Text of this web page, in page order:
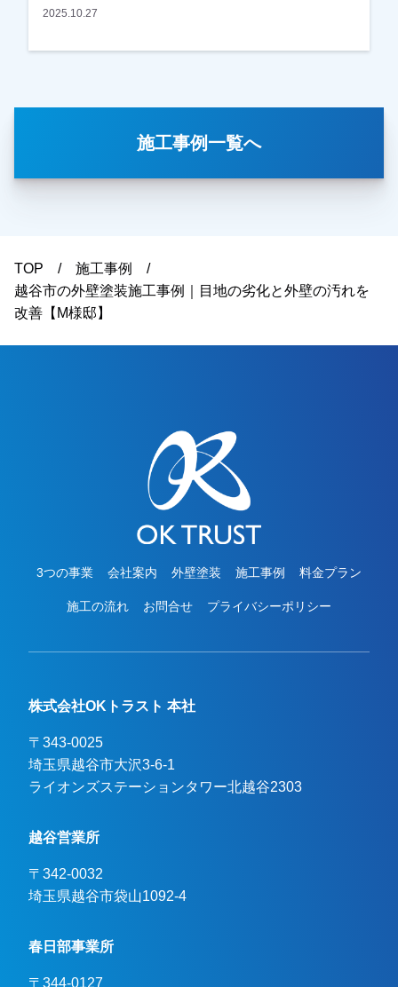
シをご覧いただき、口コミなども確認されたうえ
レーションなども含めて、外壁塗装の施工内容を
「仕上がりもとても綺麗で、色も思っていた通り
になりました」とのお言葉をいただき、ご満足い
ただけたようで私たちも大変嬉しく思っておりま
す。この度は大切なお住まいの外壁塗装工事をお
任せいただき、誠にありがとうございました。
2025.10.27
施工事例一覧へ
TOP
施工事例
越谷市の外壁塗装施工事例｜目地の劣化と外壁の汚れを
改善【M様邸】
3つの事業 会社案内 外壁塗装 施工事例 料金プラン
施工の流れ お問合せ プライバシーポリシー
株式会社OKトラスト 本社
〒343-0025
埼玉県越谷市大沢3-6-1
ライオンズステーションタワー北越谷2303
越谷営業所
〒342-0032
埼玉県越谷市袋山1092-4
春日部事業所
〒344-0127